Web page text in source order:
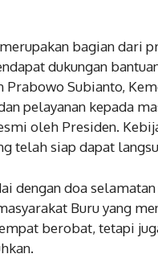
bagian dari
dukungan
Prabowo Subianto,
pelayanan kepada
oleh Presiden.
telah siap dapat
dengan doa
Buru yang
berobat, tetapi